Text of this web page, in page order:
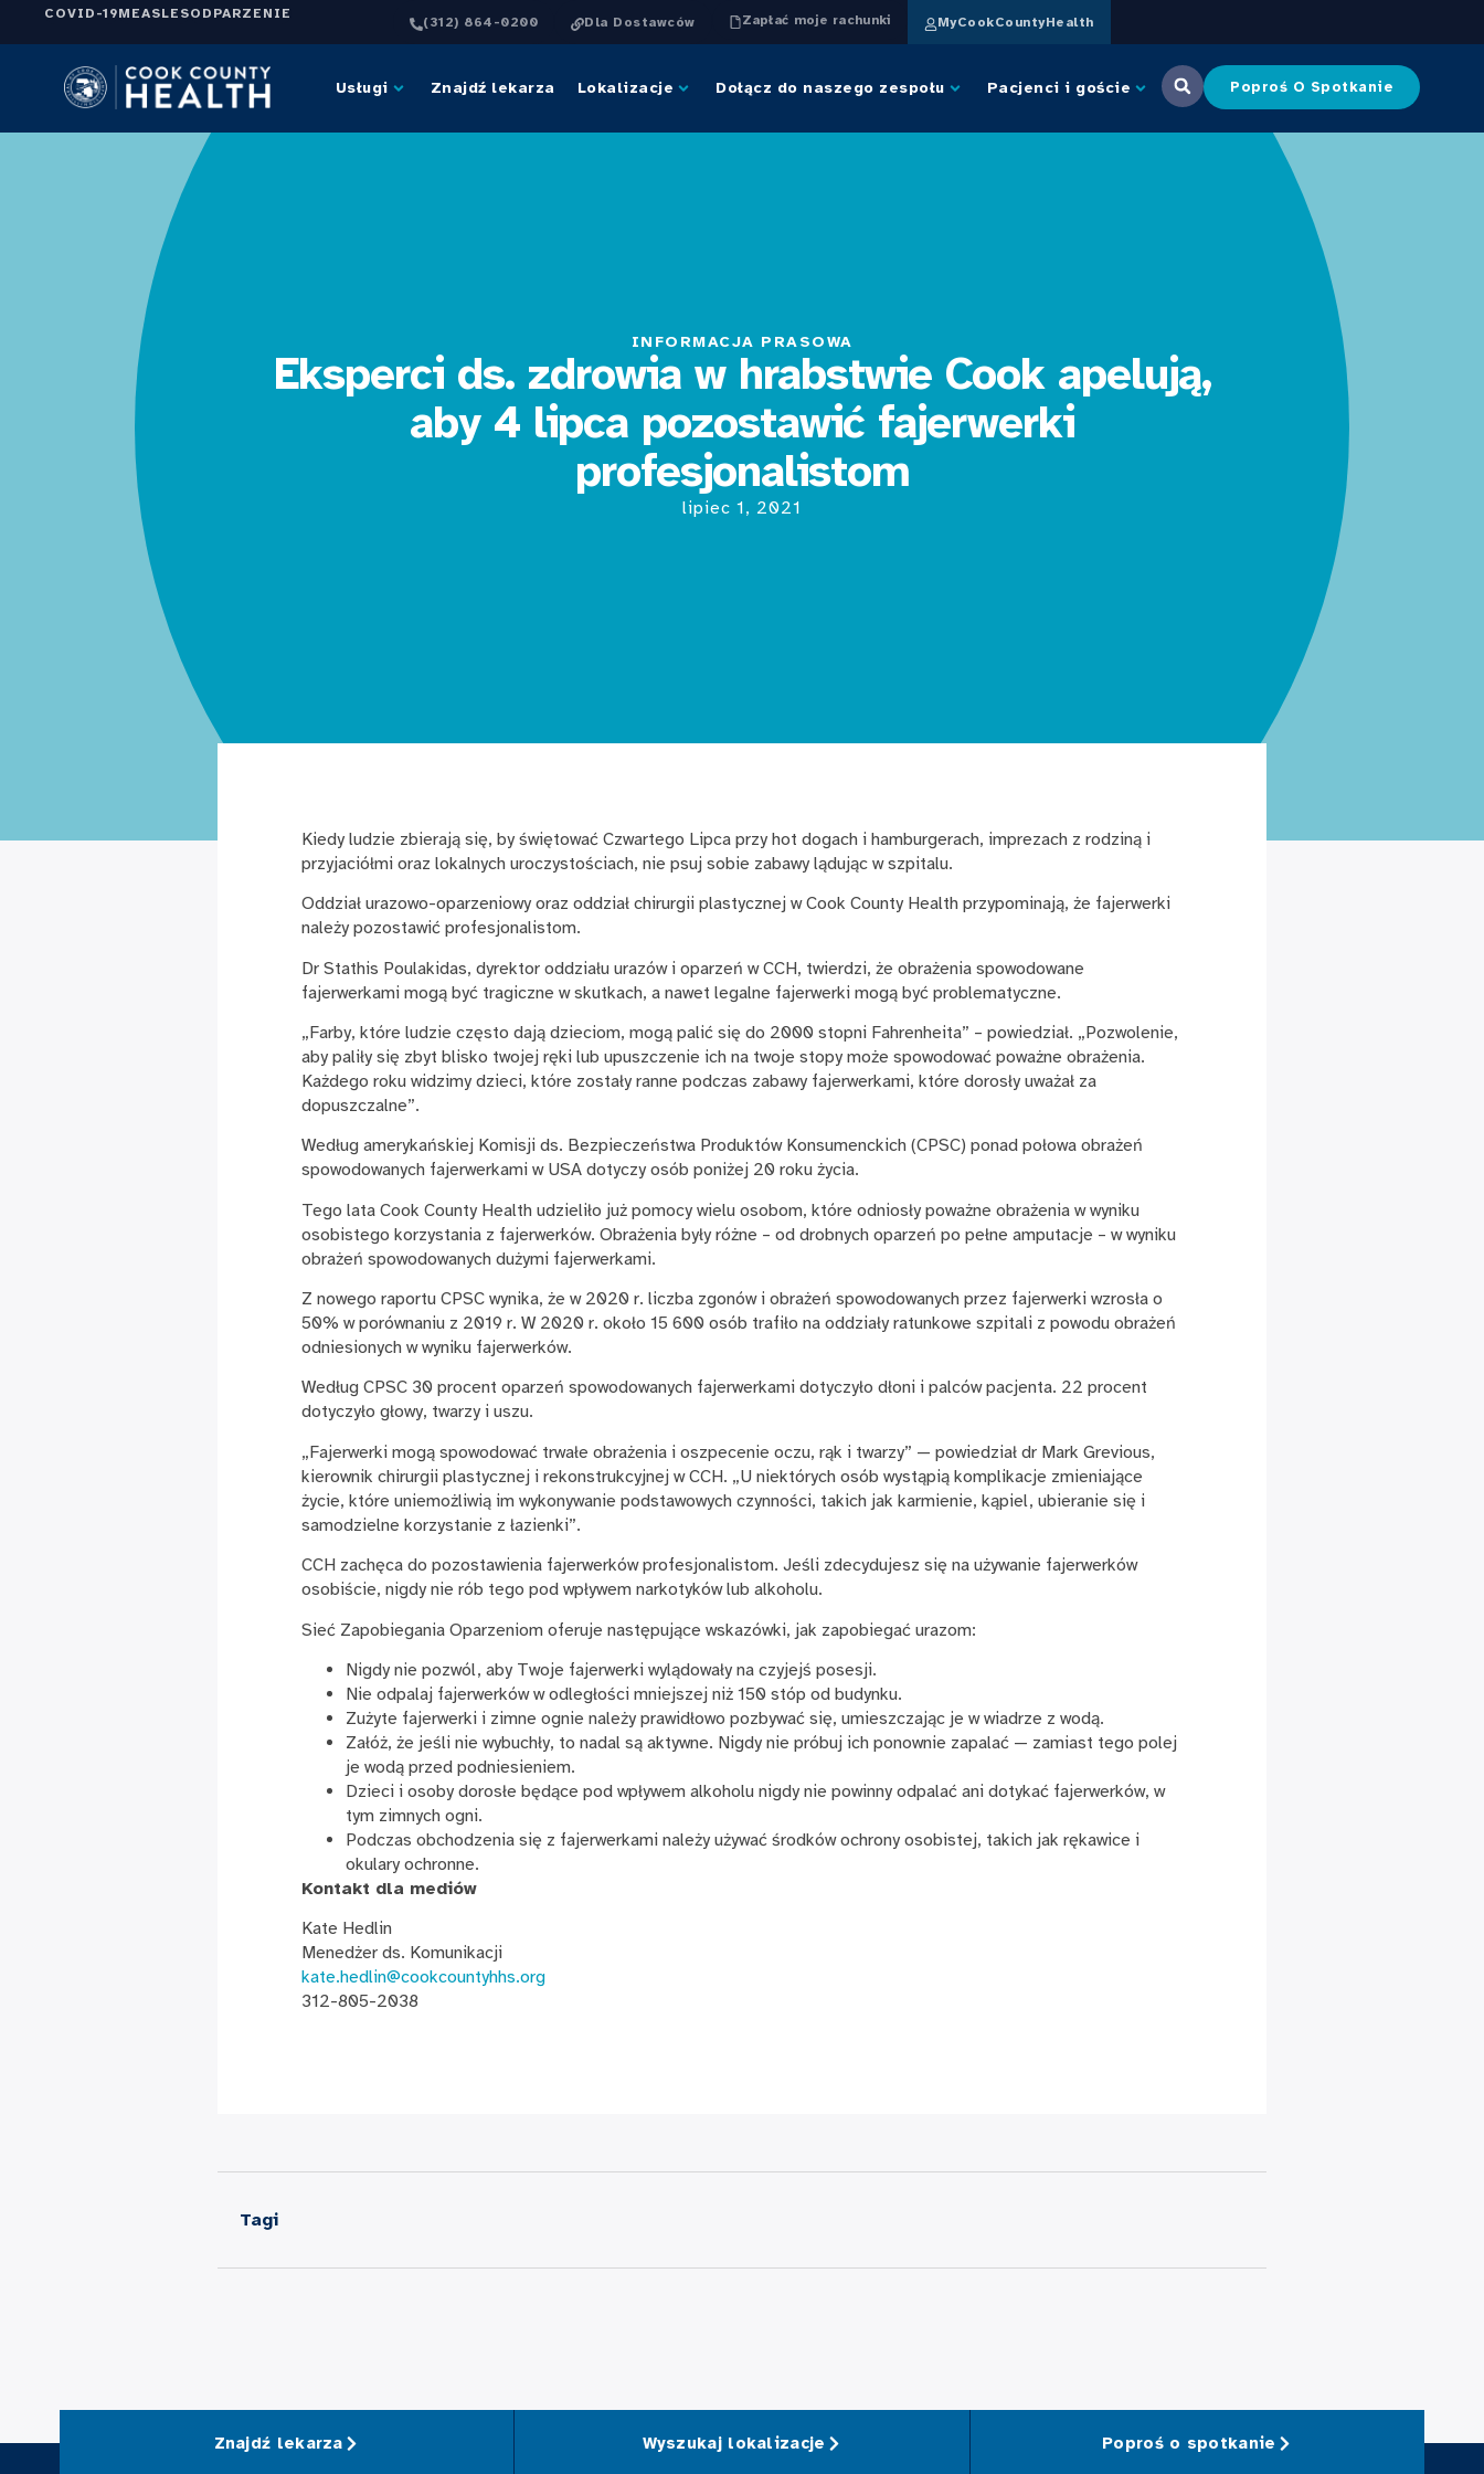
COVID-19MEASLESODPARZENIE
(312) 864-0200 Dla Dostawców Zapłać moje rachunki MyCookCountyHealth
Usługi Znajdź lekarza Lokalizacje Dołącz do naszego zespołu Pacjenci i goście Poproś O Spotkanie
INFORMACJA PRASOWA
Eksperci ds. zdrowia w hrabstwie Cook apelują,
aby 4 lipca pozostawić fajerwerki
profesjonalistom
lipiec 1, 2021
Kiedy ludzie zbierają się, by świętować Czwartego Lipca przy hot dogach i hamburgerach, imprezach z rodziną i
przyjaciółmi oraz lokalnych uroczystościach, nie psuj sobie zabawy lądując w szpitalu.
Oddział urazowo-oparzeniowy oraz oddział chirurgii plastycznej w Cook County Health przypominają, że fajerwerki
należy pozostawić profesjonalistom.
Dr Stathis Poulakidas, dyrektor oddziału urazów i oparzeń w CCH, twierdzi, że obrażenia spowodowane
fajerwerkami mogą być tragiczne w skutkach, a nawet legalne fajerwerki mogą być problematyczne.
„Farby, które ludzie często dają dzieciom, mogą palić się do 2000 stopni Fahrenheita” – powiedział. „Pozwolenie,
aby paliły się zbyt blisko twojej ręki lub upuszczenie ich na twoje stopy może spowodować poważne obrażenia.
Każdego roku widzimy dzieci, które zostały ranne podczas zabawy fajerwerkami, które dorosły uważał za
dopuszczalne”.
Według amerykańskiej Komisji ds. Bezpieczeństwa Produktów Konsumenckich (CPSC) ponad połowa obrażeń
spowodowanych fajerwerkami w USA dotyczy osób poniżej 20 roku życia.
Tego lata Cook County Health udzieliło już pomocy wielu osobom, które odniosły poważne obrażenia w wyniku
osobistego korzystania z fajerwerków. Obrażenia były różne – od drobnych oparzeń po pełne amputacje – w wyniku
obrażeń spowodowanych dużymi fajerwerkami.
Z nowego raportu CPSC wynika, że w 2020 r. liczba zgonów i obrażeń spowodowanych przez fajerwerki wzrosła o
50% w porównaniu z 2019 r. W 2020 r. około 15 600 osób trafiło na oddziały ratunkowe szpitali z powodu obrażeń
odniesionych w wyniku fajerwerków.
Według CPSC 30 procent oparzeń spowodowanych fajerwerkami dotyczyło dłoni i palców pacjenta. 22 procent
dotyczyło głowy, twarzy i uszu.
„Fajerwerki mogą spowodować trwałe obrażenia i oszpecenie oczu, rąk i twarzy” — powiedział dr Mark Grevious,
kierownik chirurgii plastycznej i rekonstrukcyjnej w CCH. „U niektórych osób wystąpią komplikacje zmieniające
życie, które uniemożliwią im wykonywanie podstawowych czynności, takich jak karmienie, kąpiel, ubieranie się i
samodzielne korzystanie z łazienki”.
CCH zachęca do pozostawienia fajerwerków profesjonalistom. Jeśli zdecydujesz się na używanie fajerwerków
osobiście, nigdy nie rób tego pod wpływem narkotyków lub alkoholu.
Sieć Zapobiegania Oparzeniom oferuje następujące wskazówki, jak zapobiegać urazom:
Nigdy nie pozwól, aby Twoje fajerwerki wylądowały na czyjejś posesji.
Nie odpalaj fajerwerków w odległości mniejszej niż 150 stóp od budynku.
Zużyte fajerwerki i zimne ognie należy prawidłowo pozbywać się, umieszczając je w wiadrze z wodą.
Załóż, że jeśli nie wybuchły, to nadal są aktywne. Nigdy nie próbuj ich ponownie zapalać — zamiast tego polej
je wodą przed podniesieniem.
Dzieci i osoby dorosłe będące pod wpływem alkoholu nigdy nie powinny odpalać ani dotykać fajerwerków, w
tym zimnych ogni.
Podczas obchodzenia się z fajerwerkami należy używać środków ochrony osobistej, takich jak rękawice i
okulary ochronne.
Kontakt dla mediów
Kate Hedlin
Menedżer ds. Komunikacji
kate.hedlin@cookcountyhhs.org
312-805-2038
Tagi
Znajdź lekarza Wyszukaj lokalizacje Poproś o spotkanie